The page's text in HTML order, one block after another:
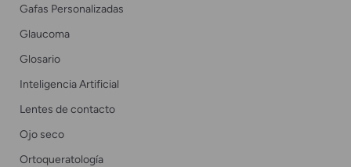
Gafas Personalizadas
Glaucoma
Glosario
Inteligencia Artificial
Lentes de contacto
Ojo seco
Ortoqueratología